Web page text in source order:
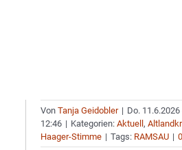
VonTanja Geidobler | Do. 11.6.2026
12:46 | Kategorien:Aktuell,
Haager-Stimme | Tags: RAMSAU |